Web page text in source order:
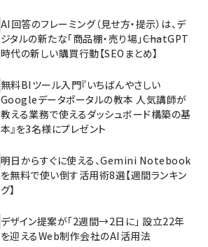
AI回答のフレーミング（見せ方・提示）は、デ
ジタルの新たな「商品棚・売り場」――ChatGPT
時代の新しい購買行動【SEOまとめ】
無料BIツール入門『いちばんやさしい
Googleデータポータルの教本 人気講師が
教える業務で使えるダッシュボード構築の基
本』を3名様にプレゼント
明日からすぐに使える、Gemini Notebook
を無料で使い倒す活用術8選【週間ランキン
グ】
デザイン提案が「2週間→2日に」 設立22年
を迎えるWeb制作会社のAI活用法